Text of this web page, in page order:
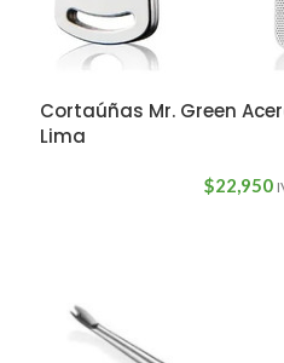
Cortaúñas Mr. Green
Lima
$22,950